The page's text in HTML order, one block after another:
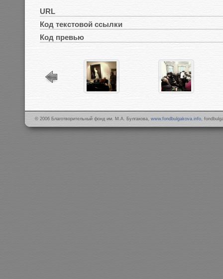
URL
Код текстовой ссылки
Код превью
© 2006 Благотворительный фонд им. М.А. Булгакова, www.fondbulgakova.info,